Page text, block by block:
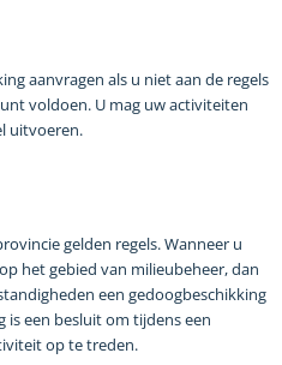
aanvragen als u niet aan de regels
voldoen. U mag uw activiteiten
uitvoeren.
gelden regels. Wanneer u
het gebied van milieubeheer, dan
een gedoogbeschikking
is een besluit om tijdens een
op te treden.